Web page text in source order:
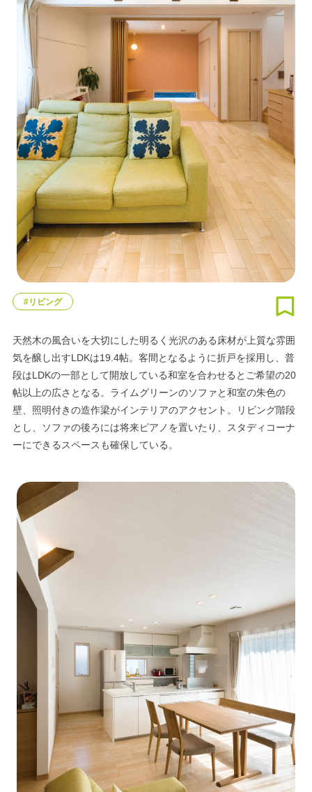
#リビング
天然木の風合いを大切にした明るく光沢のある床材が上質な雰囲
気を醸し出すLDKは19.4帖。客間となるように折戸を採用し、普
段はLDKの一部として開放している和室を合わせるとご希望の20
帖以上の広さとなる。ライムグリーンのソファと和室の朱色の
壁、照明付きの造作梁がインテリアのアクセント。リビング階段
とし、ソファの後ろには将来ピアノを置いたり、スタディコーナ
ーにできるスペースも確保している。